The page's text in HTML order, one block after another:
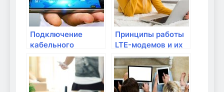
Подключение
кабельного
Интернета:
настройка и
подключение
модема
Принципы работы
LTE-модемов и их
применение